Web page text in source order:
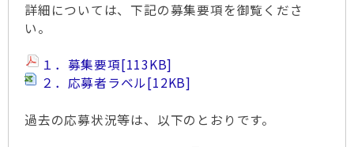
詳細については、下記の募集要項を御覧くださ
い。
１．募集要項[113KB]
２．応募者ラベル[12KB]
過去の応募状況等は、以下のとおりです。